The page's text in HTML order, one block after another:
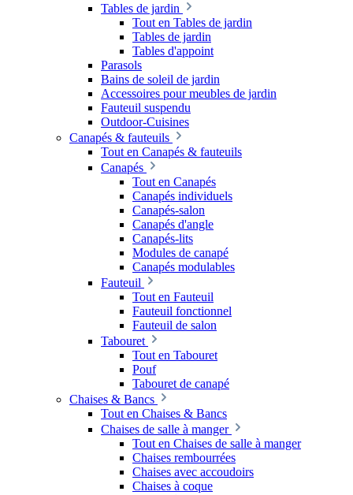
Tables de jardin
Tout en Tables de jardin
Tables de jardin
Tables d'appoint
Parasols
Bains de soleil de jardin
Accessoires pour meubles de jardin
Fauteuil suspendu
Outdoor-Cuisines
Canapés & fauteuils
Tout en Canapés & fauteuils
Canapés
Tout en Canapés
Canapés individuels
Canapés-salon
Canapés d'angle
Canapés-lits
Modules de canapé
Canapés modulables
Fauteuil
Tout en Fauteuil
Fauteuil fonctionnel
Fauteuil de salon
Tabouret
Tout en Tabouret
Pouf
Tabouret de canapé
Chaises & Bancs
Tout en Chaises & Bancs
Chaises de salle à manger
Tout en Chaises de salle à manger
Chaises rembourrées
Chaises avec accoudoirs
Chaises à coque